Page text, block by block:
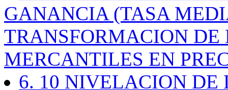
GANANCIA (TASA
TRANSFORMACION DE
MERCANTILES EN
6. 10 NIVELACION DE